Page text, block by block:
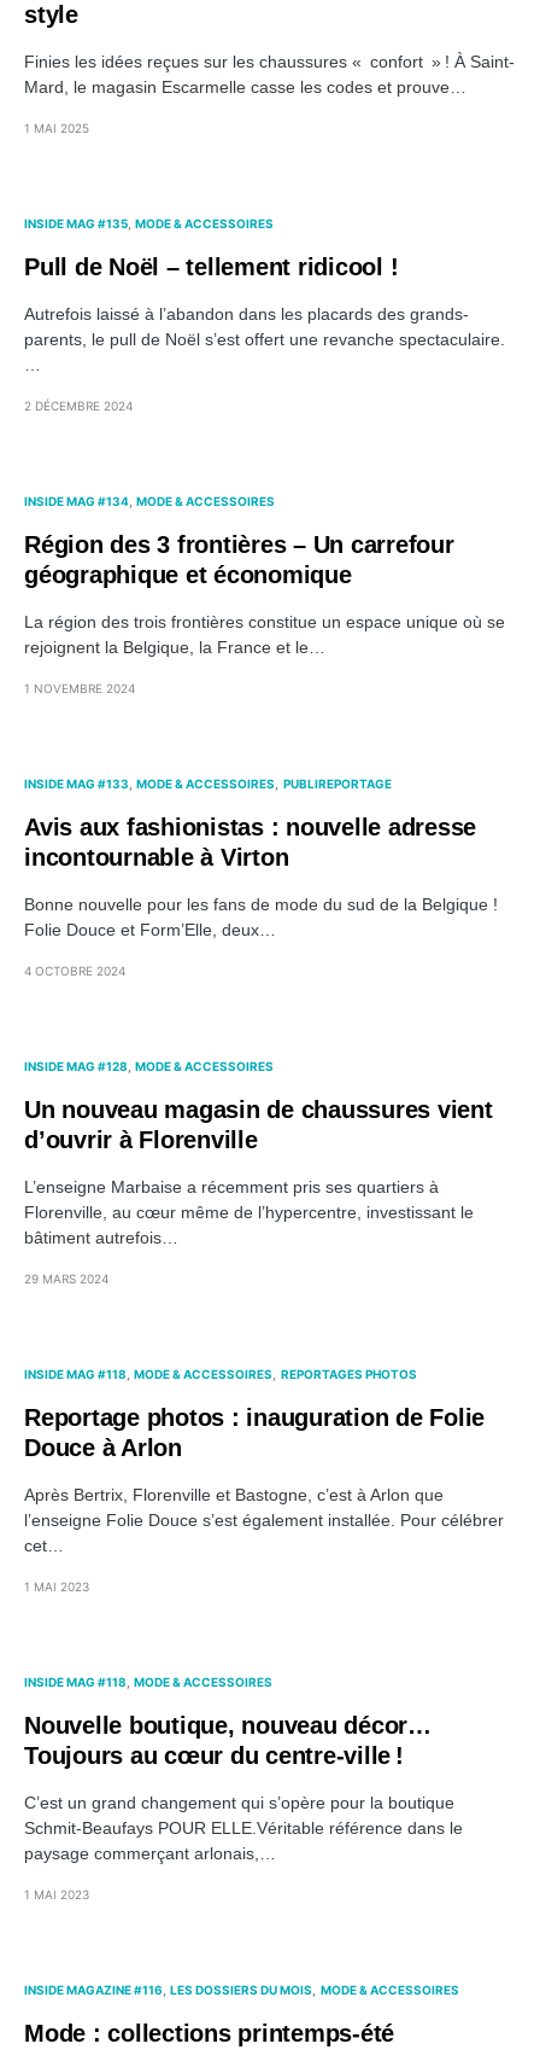
style
Finies les idées reçues sur les chaussures « confort » ! À Saint-
Mard, le magasin Escarmelle casse les codes et prouve…
1 MAI 2025
INSIDE MAG #135 MODE & ACCESSOIRES
Pull de Noël – tellement ridicool !
Autrefois laissé à l’abandon dans les placards des grands-
parents, le pull de Noël s’est offert une revanche spectaculaire.
2 DÉCEMBRE 2024
INSIDE MAG #134 MODE & ACCESSOIRES
Région des 3 frontières – Un carrefour
géographique et économique
La région des trois frontières constitue un espace unique où se
rejoignent la Belgique, la France et le…
1 NOVEMBRE 2024
INSIDE MAG #133 MODE & ACCESSOIRES PUBLIREPORTAGE
Avis aux fashionistas : nouvelle adresse
incontournable à Virton
Bonne nouvelle pour les fans de mode du sud de la Belgique !
Folie Douce et Form’Elle, deux…
4 OCTOBRE 2024
INSIDE MAG #128 MODE & ACCESSOIRES
Un nouveau magasin de chaussures vient
d’ouvrir à Florenville
L’enseigne Marbaise a récemment pris ses quartiers à
Florenville, au cœur même de l’hypercentre, investissant le
bâtiment autrefois…
29 MARS 2024
INSIDE MAG #118 MODE & ACCESSOIRES REPORTAGES PHOTOS
Reportage photos : inauguration de Folie
Douce à Arlon
Après Bertrix, Florenville et Bastogne, c’est à Arlon que
l’enseigne Folie Douce s’est également installée. Pour célébrer
cet…
1 MAI 2023
INSIDE MAG #118 MODE & ACCESSOIRES
Nouvelle boutique, nouveau décor…
Toujours au cœur du centre-ville !
C’est un grand changement qui s’opère pour la boutique
Schmit-Beaufays POUR ELLE.Véritable référence dans le
paysage commerçant arlonais,…
1 MAI 2023
INSIDE MAGAZINE #116 LES DOSSIERS DU MOIS MODE & ACCESSOIRES
Mode : collections printemps-été